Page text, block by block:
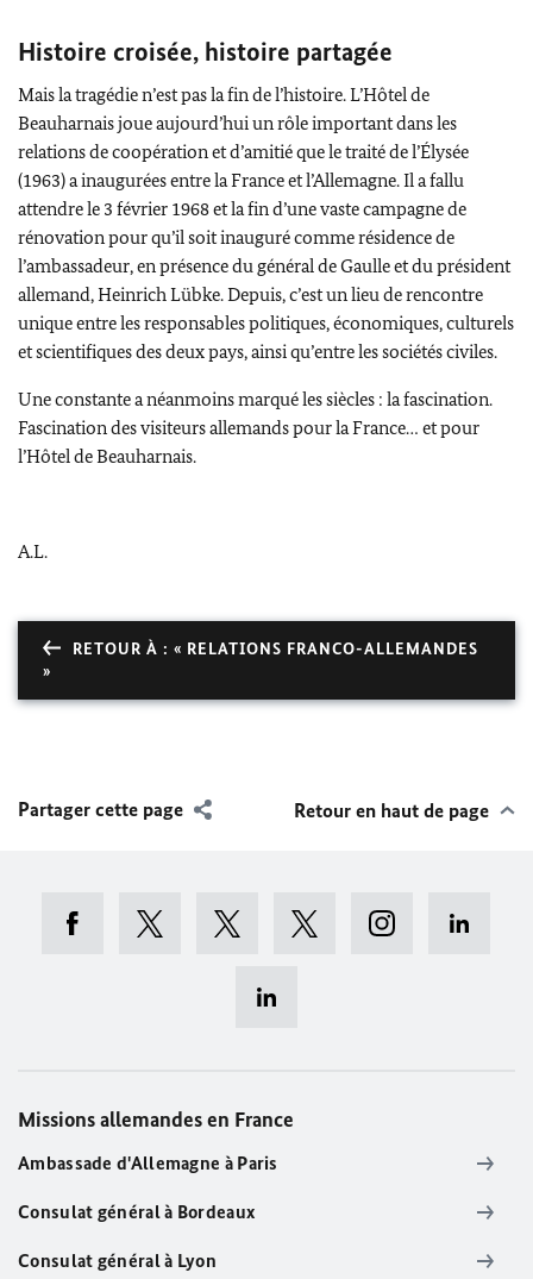
Histoire croisée, histoire partagée
Mais la tragédie n’est pas la fin de l’histoire. L’Hôtel de
Beauharnais joue aujourd’hui un rôle important dans les
relations de coopération et d’amitié que le traité de l’Élysée
(1963) a inaugurées entre la France et l’Allemagne. Il a fallu
attendre le 3 février 1968 et la fin d’une vaste campagne de
rénovation pour qu’il soit inauguré comme résidence de
l’ambassadeur, en présence du général de Gaulle et du président
allemand, Heinrich Lübke. Depuis, c’est un lieu de rencontre
unique entre les responsables politiques, économiques, culturels
et scientifiques des deux pays, ainsi qu’entre les sociétés civiles.
Une constante a néanmoins marqué les siècles : la fascination.
Fascination des visiteurs allemands pour la France… et pour
l’Hôtel de Beauharnais.
A.L.
RETOUR À : « RELATIONS FRANCO-ALLEMANDES
»
Partager cette page Retour en haut de page
Missions allemandes en France
Ambassade d'Allemagne à Paris
Consulat général à Bordeaux
Consulat général à Lyon